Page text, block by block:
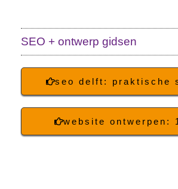
SEO + ontwerp gidsen
seo delft: praktische
website ontwerpen: